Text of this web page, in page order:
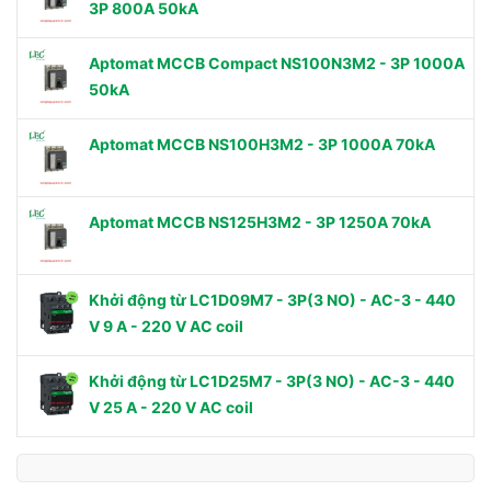
3P 800A 50kA
Aptomat MCCB Compact NS100N3M2 - 3P 1000A
50kA
Aptomat MCCB NS100H3M2 - 3P 1000A 70kA
Aptomat MCCB NS125H3M2 - 3P 1250A 70kA
Khởi động từ LC1D09M7 - 3P(3 NO) - AC-3 - 440
V 9 A - 220 V AC coil
Khởi động từ LC1D25M7 - 3P(3 NO) - AC-3 - 440
V 25 A - 220 V AC coil